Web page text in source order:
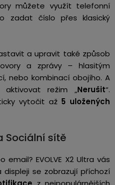
můžete využít telefonní
zadat číslo přes klasický
a upravit také způsob
a zprávy – hlasitým
nebo kombinací obojího. A
režim „Nerušit“.
vytočit až 5 uložených
Sociální sítě
email?EVOLVE X2 Ultra vás
se zobrazují příchozí